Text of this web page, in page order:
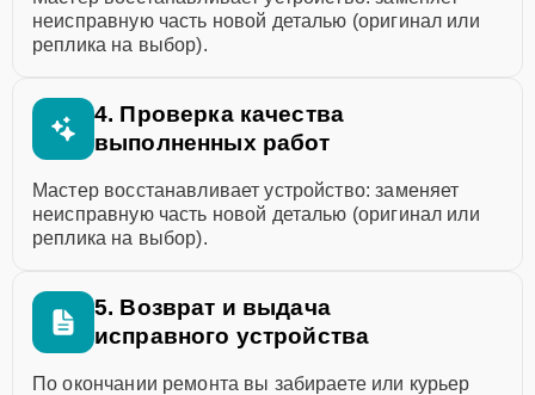
неисправную часть новой деталью (оригинал или
реплика на выбор).
4. Проверка качества
выполненных работ
Мастер восстанавливает устройство: заменяет
неисправную часть новой деталью (оригинал или
реплика на выбор).
5. Возврат и выдача
исправного устройства
По окончании ремонта вы забираете или курьер